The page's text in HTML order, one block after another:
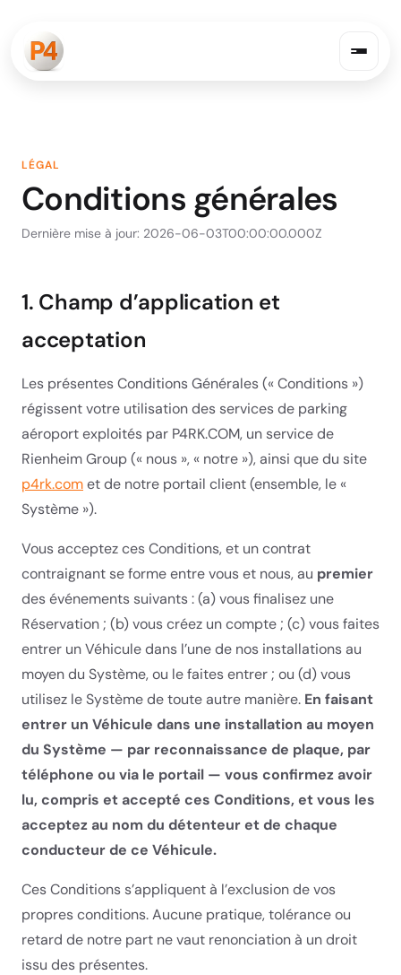
LÉGAL
Conditions générales
Dernière mise à jour: 2026-06-03T00:00:00.000Z
1. Champ d’application et
acceptation
Les présentes Conditions Générales (« Conditions »)
régissent votre utilisation des services de parking
aéroport exploités par P4RK.COM, un service de
Rienheim Group (« nous », « notre »), ainsi que du site
p4rk.comet de notre portail client (ensemble, le «
Système »).
Vous acceptez ces Conditions, et un contrat
contraignant se forme entre vous et nous, au premier
des événements suivants : (a) vous finalisez une
Réservation ; (b) vous créez un compte ; (c) vous faites
entrer un Véhicule dans l’une de nos installations au
moyen du Système, ou le faites entrer ; ou (d) vous
utilisez le Système de toute autre manière. En faisant
entrer un Véhicule dans une installation au moyen
du Système — par reconnaissance de plaque, par
téléphone ou via le portail — vous confirmez avoir
lu, compris et accepté ces Conditions, et vous les
acceptez au nom du détenteur et de chaque
conducteur de ce Véhicule.
Ces Conditions s’appliquent à l’exclusion de vos
propres conditions. Aucune pratique, tolérance ou
retard de notre part ne vaut renonciation à un droit
issu des présentes.